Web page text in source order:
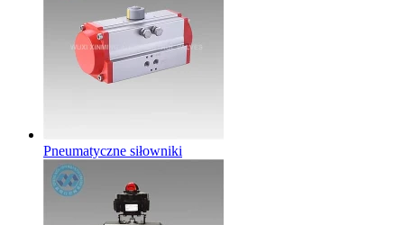
Pneumatyczne siłowniki